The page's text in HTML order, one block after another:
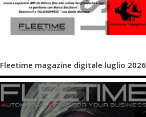
Fleetime magazine digitale luglio 2026